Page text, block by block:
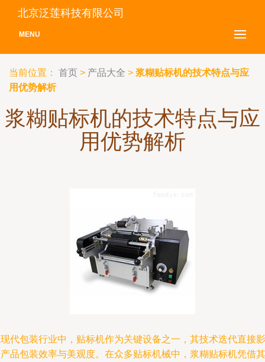
北京泛莲科技有限公司
MENU
当前位置： 首页 > 产品大全 > 浆糊贴标机的技术特点与应
用优势解析
浆糊贴标机的技术特点与应
用优势解析
代包装行业中，贴标机作为关键设备之一，其技术迭代直接影
品包装效率与美观度。在众多贴标机械中，浆糊贴标机凭借其